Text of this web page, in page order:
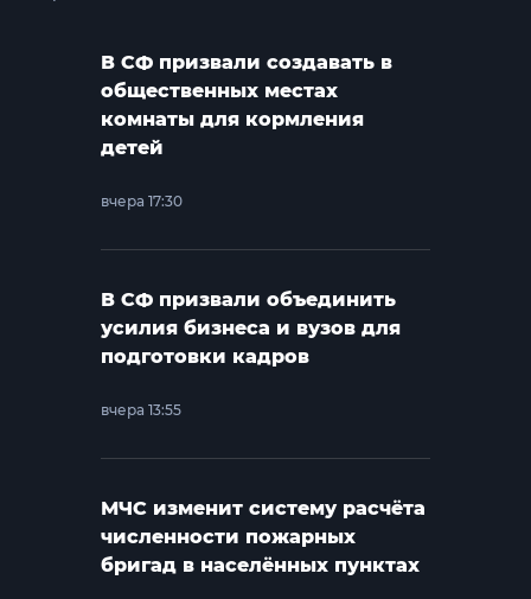
В СФ призвали создавать в
общественных местах
комнаты для кормления
детей
вчера 17:30
В СФ призвали объединить
усилия бизнеса и вузов для
подготовки кадров
вчера 13:55
МЧС изменит систему расчёта
численности пожарных
бригад в населённых пунктах